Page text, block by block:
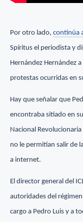
Por otro lado, continúa
Spíritus el periodista y
Hernández Hernández
protestas ocurridas en
Hay que señalar que
encontraba sitiado en
Nacional
no le permitían salir de
a internet.
El director general del
autoridades del
cargo a Pedro Luis y a